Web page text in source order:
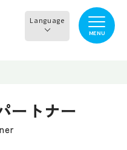
Language
正體中文
MENU
食べる
ートナー